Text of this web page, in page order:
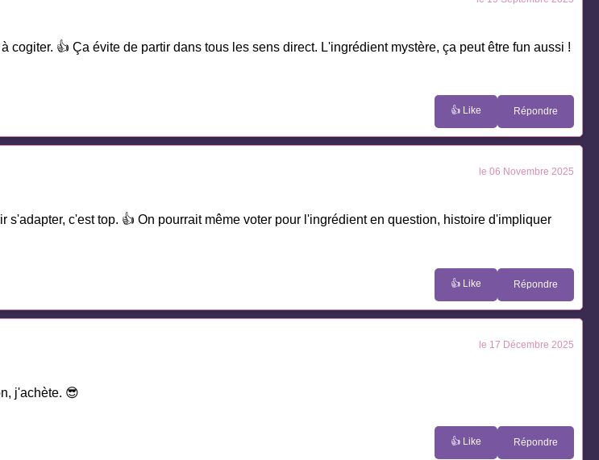
👍 Ça évite de partir dans tous les sens direct. L'ingrédient mystère, ça peut être fun aussi !
👍 Like Répondre
le 06 Novembre 2025
c'est top. 👍 On pourrait même voter pour l'ingrédient en question, histoire d'impliquer
👍 Like Répondre
le 17 Décembre 2025
j'achète. 😎
👍 Like Répondre